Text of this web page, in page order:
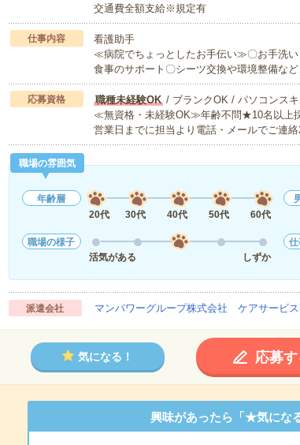
交通費全額支給※規定有
仕事内容
看護助手
≪病院でちょっとしたお手伝い≫〇お手洗
食事のサポート〇シーツ交換や環境整備な
応募資格 職種未経験OK/ ブランクOK / パソコンス
≪無資格・未経験OK≫年齢不問★10名以上
営業日までに担当より電話・メールでご連
職場の雰囲気
年齢層
20代
30代 40代 50代 60代
職場の様子
活気がある
しずか
派遣会社 マンパワーグループ株式会社 ケアサービ
気になる！ 応募す
興味があったら「★気にな